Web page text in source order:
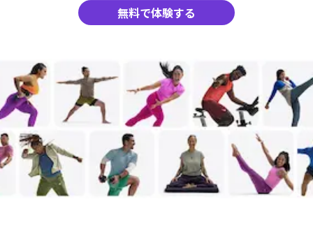
無料で体験する